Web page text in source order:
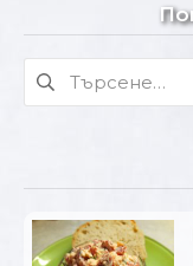
Търсене
за: